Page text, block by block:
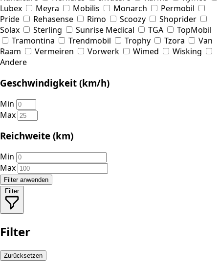
Lubex
Meyra Mobilis Monarch
Permobil
Pride
Rehasense Rimo Scoozy
Shoprider
Solax
Sterling Sunrise Medical TGA
TopMobil
Tramontina
Trendmobil Trophy Tzora
Van
Raam
Vermeiren Vorwerk Wimed
Wisking
Andere
Geschwindigkeit (km/h)
Min
Max
Reichweite (km)
Min
Max
Filter anwenden
Filter
Filter
Zurücksetzen